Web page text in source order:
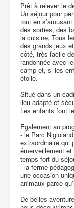
Prêt à relever le
Un séjour pour
tout en
des sorties, des
la cuisine, Tous
des grands jeux
côté, très facile
randonnée avec
camp et, si les
étoile.
Situé dans un
lieu adapté et
Les enfants font
Egalement au
- le Parc
extraordinaire qui
émerveillement
temps fort du
- la ferme
une occasion
animaux parce
De belles